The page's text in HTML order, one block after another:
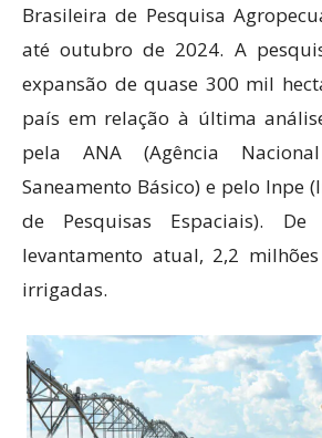
Brasileira de Pesquisa
até outubro de 2024. A
expansão de quase 300 mil
país em relação à última
pela ANA (Agência
Saneamento Básico) e pelo Inpe
de Pesquisas Espaciais).
levantamento atual, 2,2
irrigadas.